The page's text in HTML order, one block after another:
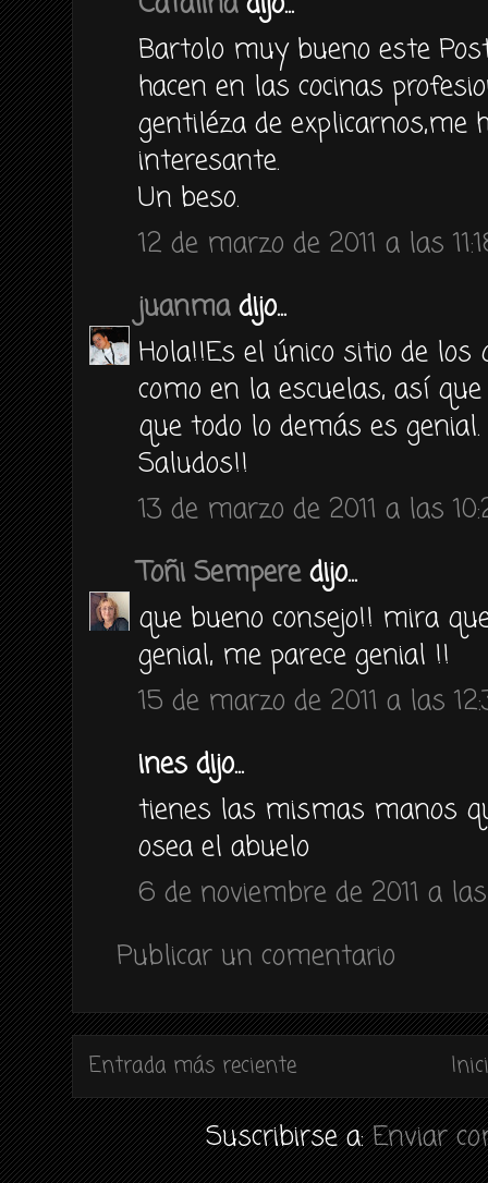
Bartolo muy bueno este
hacen en las cocinas
gentiléza de explicarnos,me
interesante.
Un beso.
12 de marzo de 2011 a las
juanmadijo...
Hola!!Es el único sitio de los
como en la escuelas, así
que todo lo demás es genial.
Saludos!!
13 de marzo de 2011 a las
Toñi Semperedijo...
que bueno consejo!! mira
genial, me parece genial !!
15 de marzo de 2011 a las
ines dijo...
tienes las mismas manos
osea el abuelo
6 de noviembre de 2011 a
Publicar un comentario
Entrada más reciente
Suscribirse a:Enviar